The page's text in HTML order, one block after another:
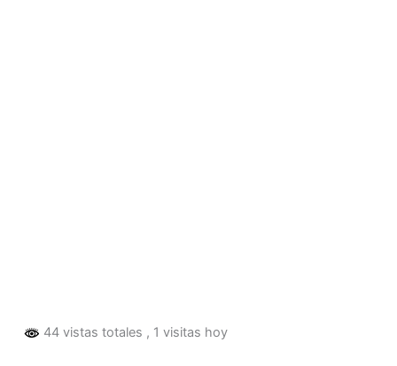
44 vistas totales , 1 visitas hoy